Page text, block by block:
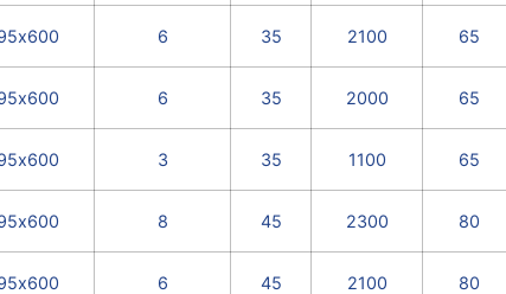
6 35 2100 65
6 35 2000 65
3 35 1100 65
8 45 2300 80
6 45 2100 80